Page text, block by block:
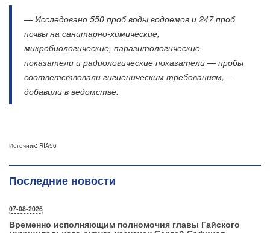
— Исследовано 550 проб воды водоемов и 247 проб
почвы на санитарно-химические,
микробиологические, паразитологические
показатели и радиологические показатели — пробы
соответствовали гигиеническим требованиям, —
добавили в ведомстве.
Источник: RIA56
Последние новости
07-08-2026
Временно исполняющим полномочия главы Гайского